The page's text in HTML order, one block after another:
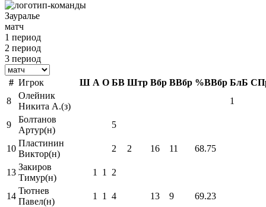
Зауралье
матч
1 период
2 период
3 период
# Игрок Ш А О БВ Штр Вбр ВВбр %ВВбр БлБ
8
Олейник
Никита А.(з)
1
9
Болтанов
Артур(н)
5
10
Пластинин
Виктор(н)
2 2 16 11 68.75
13
Закиров
Тимур(н)
1 1 2
14
Тютнев
Павел(н)
1 1 4 13 9 69.23